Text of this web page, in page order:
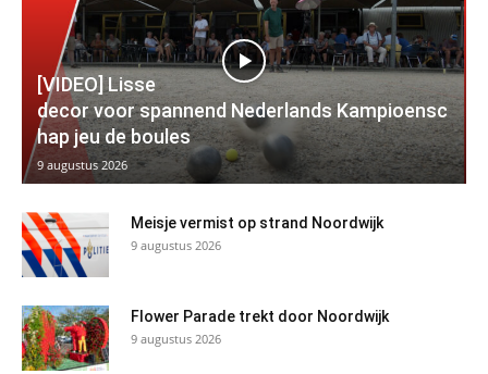
[VIDEO] Lisse
decor voor spannend Nederlands Kampioensc
hap jeu de boules
9 augustus 2026
Meisje vermist op strand Noordwijk
9 augustus 2026
Flower Parade trekt door Noordwijk
9 augustus 2026